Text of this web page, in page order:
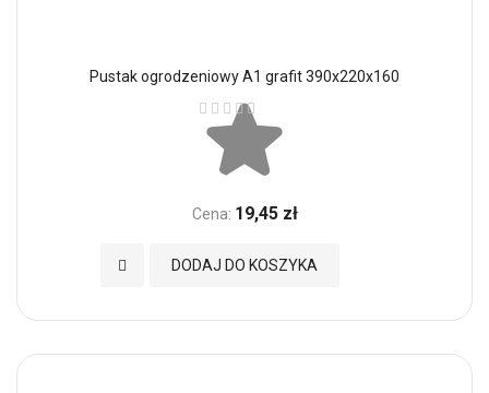
Pustak ogrodzeniowy A1 grafit 390x220x160
Ocena:
Cena: 19,45 zł
DODAJ DO KOSZYKA
Dodaj do Ulubionych